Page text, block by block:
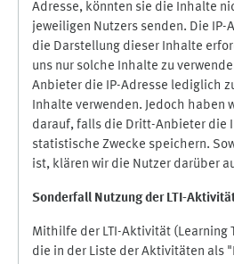
Adresse, könnten sie die Inhalte
jeweiligen Nutzers senden. Die IP-
die Darstellung dieser Inhalte
uns nur solche Inhalte zu
Anbieter die IP-Adresse lediglich
Inhalte verwenden. Jedoch haben
darauf, falls die Dritt-Anbieter die
statistische Zwecke speichern.
ist, klären wir die Nutzer darüber
Sonderfall Nutzung der LTI-
Mithilfe der LTI-Aktivität (Learning
die in der Liste der Aktivitäten als